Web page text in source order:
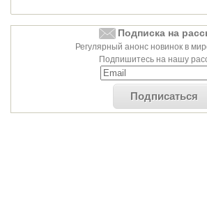
Подписка на
Регулярный анонс новинок в
Подпишитесь на нашу
Подписаться